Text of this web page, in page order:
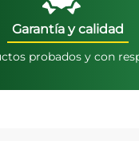
Garantía y calidad
probados y con